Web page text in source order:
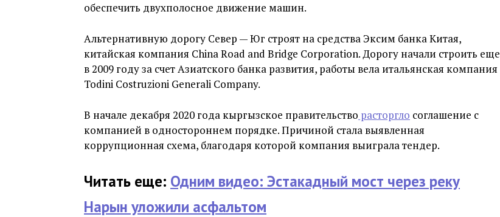
обеспечить двухполосное движение машин.
Альтернативную дорогу Север — Юг строят на средства Эксим банка Китая,
китайская компания China Road and Bridge Corporation. Дорогу начали строить еще
в 2009 году за счет Азиатского банка развития, работы вела итальянская компания
Todini Costruzioni Generali Company.
В начале декабря 2020 года кыргызское правительство расторгло соглашение с
компанией в одностороннем порядке. Причиной стала выявленная
коррупционная схема, благодаря которой компания выиграла тендер.
Читать еще: Одним видео: Эстакадный мост через реку
Нарын уложили асфальтом